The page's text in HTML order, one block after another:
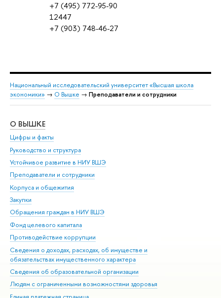
+7 (495) 772-95-90
12447
+7 (903) 748-46-27
Национальный исследовательский университет «Высшая школа
экономики» → О Вышке → Преподаватели и сотрудники
О ВЫШКЕ
Цифры и факты
Руководство и структура
Устойчивое развитие в НИУ ВШЭ
Преподаватели и сотрудники
Корпуса и общежития
Закупки
Обращения граждан в НИУ ВШЭ
Фонд целевого капитала
Противодействие коррупции
Сведения о доходах, расходах, об имуществе и
обязательствах имущественного характера
Сведения об образовательной организации
Людям с ограниченными возможностями здоровья